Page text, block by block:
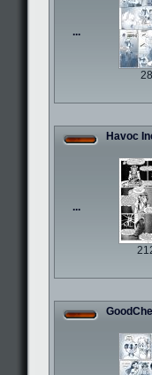
...
28
Havoc
...